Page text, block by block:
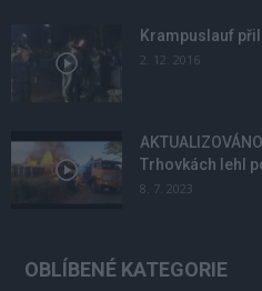
Krampuslauf
2. 12. 2016
Trhovkách lehl
8. 7. 2023
OBLÍBENÉ KATEGORIE